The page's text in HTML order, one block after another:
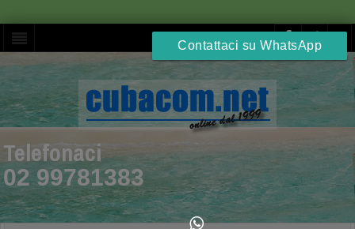
Telefonaci
02 99781383
Contattaci su WhatsApp